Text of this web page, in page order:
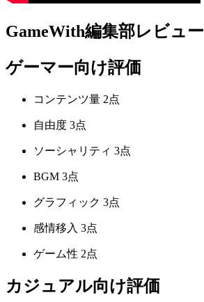
GameWith編集部レビュー
ゲーマー向け評価
コンテンツ量 2点
自由度 3点
ソーシャリティ 3点
BGM 3点
グラフィック 3点
感情移入 3点
ゲーム性 2点
カジュアル向け評価